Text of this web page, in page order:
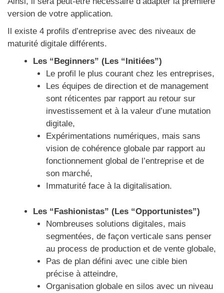
version de votre application.
Il existe 4 profils d’entreprise avec des niveaux de
maturité digitale différents.
Les “Beginners” (Les “Initiées”)
Le profil le plus courant chez les entreprises,
Les équipes de direction et de management
sont réticentes par rapport au retour sur
investissement et à la valeur d’une mutation
digitale,
Expérimentations numériques, mais sans
vision de cohérence globale par rapport au
fonctionnement global de l’entreprise et de
son marché,
Immaturité face à la digitalisation.
Les “Fashionistas” (Les “Opportunistes”)
Nombreuses solutions digitales, mais
segmentées, de façon verticale sans penser
au process de production et de vente globale,
Pas de plan défini avec une cible bien
précise à atteindre,
Organisation globale en silos avec un niveau